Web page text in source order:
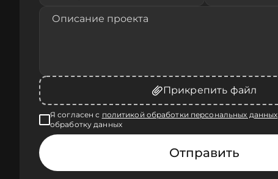
Прикрепить файл
Я согласен с политикой обработки персональных данных
обработку данных
Отправить